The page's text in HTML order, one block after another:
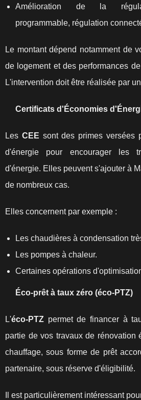
Amélioration de la
programmable, régulation
Le montant dépend notamment de
de logement et des performances
L'intervention doit être réalisée par
Certificats d'Économies
Les CEE sont des primes versées
d'énergie pour encourager les
d'énergie. Elles peuvent s'ajouter à
de nombreux cas.
Elles concernent par exemple :
Les chaudières à condensation
Les pompes à chaleur.
Certaines opérations
Éco-prêt à taux zéro (éco-PTZ)
L'éco‑PTZ permet de financer à
partie de vos travaux de rénovation
chauffage, sous forme de prêt
partenaire, sous réserve d'éligibilité.
Il est particulièrement intéressant